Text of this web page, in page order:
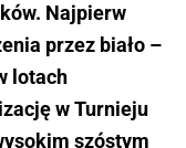
Najpierw
przez biało –
lotach
w Turnieju
szóstym